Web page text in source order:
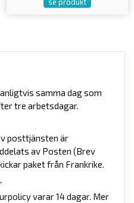
se produkt
samma dag som
tre arbetsdagar.
posttjänsten är
av Posten (Brev
paket från Frankrike.
varar 14 dagar. Mer